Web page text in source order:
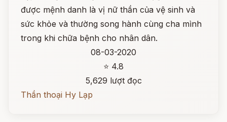
được mệnh danh là vị nữ thần của vệ sinh và
sức khỏe và thường song hành cùng cha mình
trong khi chữa bệnh cho nhân dân.
08-03-2020
⭐ 4.8
5,629 lượt đọc
Thần thoại Hy Lạp